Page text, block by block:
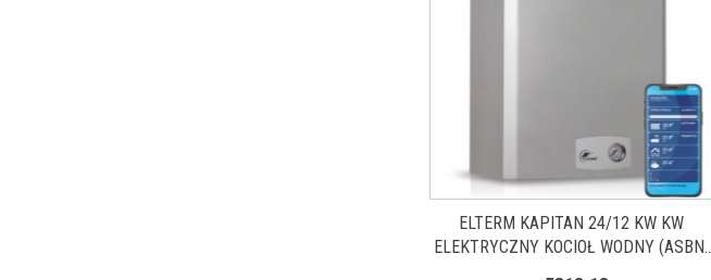
ELTERM KAPITAN 24/12 KW KW
ELEKTRYCZNY KOCIOŁ WODNY (ASBN-